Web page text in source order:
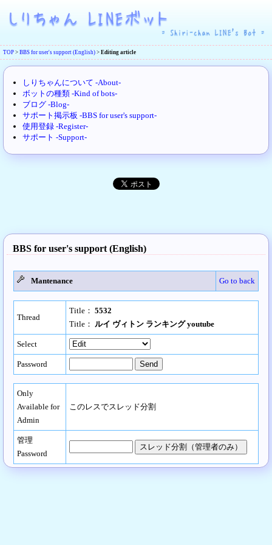
TOP > BBS for user's support (English) > Editing article
しりちゃんについて -About-
ボットの種類 -Kind of bots-
ブログ -Blog-
サポート掲示板 -BBS for user's support-
使用登録 -Register-
サポート -Support-
BBS for user's support (English)
Mantenance Go to back
Thread
Title： 5532
Title： ルイ ヴィトン ランキング youtube
Select
Password
Only
Available for
Admin
このレスでスレッド分割
管理
Password